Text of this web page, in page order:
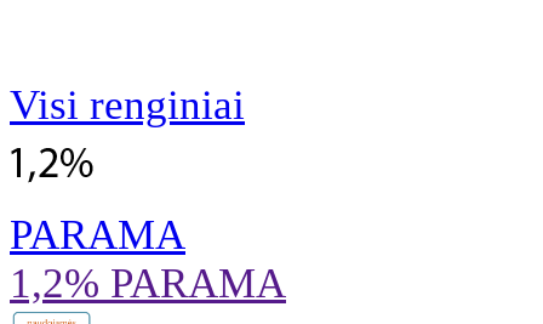
Visi renginiai
PARAMA
1,2% PARAMA